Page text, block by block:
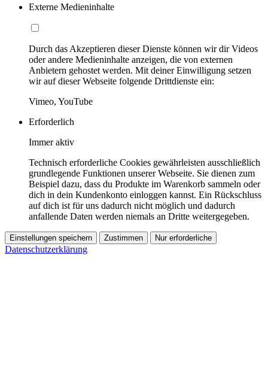
Externe Medieninhalte
Durch das Akzeptieren dieser Dienste können wir dir Videos
oder andere Medieninhalte anzeigen, die von externen
Anbietern gehostet werden. Mit deiner Einwilligung setzen
wir auf dieser Webseite folgende Drittdienste ein:
Vimeo, YouTube
Erforderlich
Immer aktiv
Technisch erforderliche Cookies gewährleisten ausschließlich
grundlegende Funktionen unserer Webseite. Sie dienen zum
Beispiel dazu, dass du Produkte im Warenkorb sammeln oder
dich in dein Kundenkonto einloggen kannst. Ein Rückschluss
auf dich ist für uns dadurch nicht möglich und dadurch
anfallende Daten werden niemals an Dritte weitergegeben.
Einstellungen speichern Zustimmen Nur erforderliche
Datenschutzerklärung